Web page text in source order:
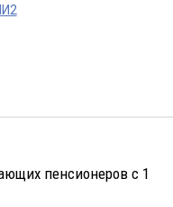
пенсионеров с 1